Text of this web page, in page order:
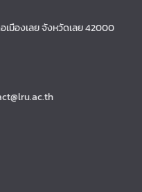
เมืองเลย จังหวัดเลย 42000